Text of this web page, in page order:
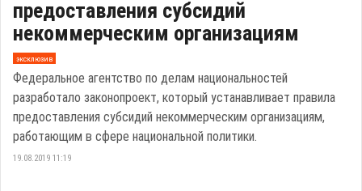
предоставления субсидий
некоммерческим организациям
эксклюзив
Федеральное агентство по делам национальностей
разработало законопроект, который устанавливает правила
предоставления субсидий некоммерческим организациям,
работающим в сфере национальной политики.
19.08.2019 11:19